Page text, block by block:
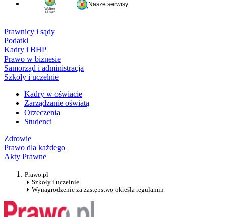
Nasze serwisy
Prawnicy i sądy
Podatki
Kadry i BHP
Prawo w biznesie
Samorząd i administracja
Szkoły i uczelnie
Kadry w oświacie
Zarządzanie oświatą
Orzeczenia
Studenci
Zdrowie
Prawo dla każdego
Akty Prawne
Prawo.pl
Szkoły i uczelnie
Wynagrodzenie za zastępstwo określa regulamin